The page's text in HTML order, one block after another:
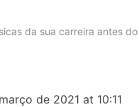
da sua carreira antes do
de 2021 at 10:11